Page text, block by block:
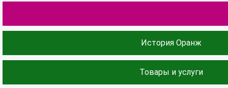
История Оранж
Товары и услуги